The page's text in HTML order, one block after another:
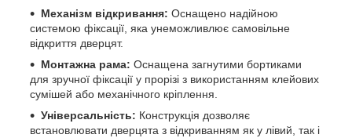
Механізм відкривання: Оснащено надійною
системою фіксації, яка унеможливлює самовільне
відкриття дверцят.
Монтажна рама: Оснащена загнутими бортиками
для зручної фіксації у прорізі з використанням клейових
сумішей або механічного кріплення.
Універсальність: Конструкція дозволяє
встановлювати дверцята з відкриванням як у лівий, так і